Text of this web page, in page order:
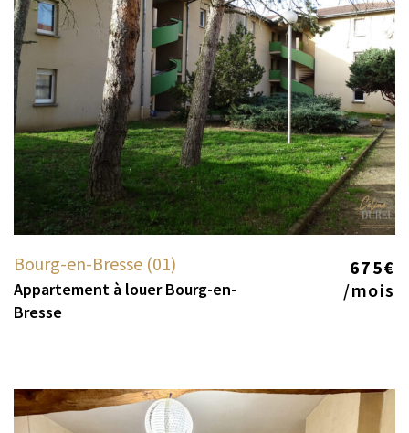
Bourg-en-Bresse (01) 675€
Appartement à louer Bourg-en-
Bresse
/mois